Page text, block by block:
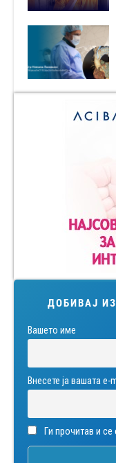
ДОБИВАЈ
Вашето име
Внесете ја вашата
Ги прочитав и